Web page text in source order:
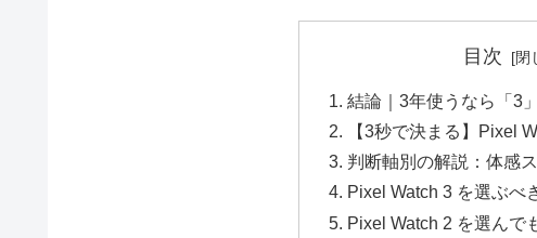
目次
結論｜3年使うなら「3
【3秒で決まる】Pixel
判断軸別の解説：体感
Pixel Watch 3 を選ぶべ
Pixel Watch 2 を選んで